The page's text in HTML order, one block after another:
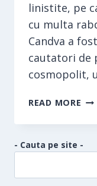
linistite, pe
cu multa
Candva a
cautatori de
cosmopolit,
READ MORE
- Cauta pe site -